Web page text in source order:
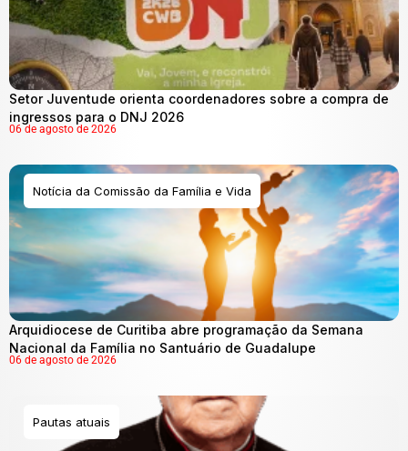
Setor Juventude orienta coordenadores sobre a compra de
ingressos para o DNJ 2026
06 de agosto de 2026
Notícia da Comissão da Família e Vida
Arquidiocese de Curitiba abre programação da Semana
Nacional da Família no Santuário de Guadalupe
06 de agosto de 2026
Pautas atuais